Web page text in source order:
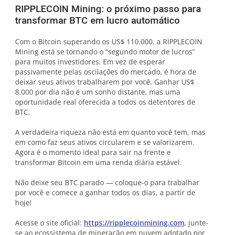
RIPPLECOIN Mining: o próximo passo para
transformar BTC em lucro automático
Com o Bitcoin superando os US$ 110.000, a RIPPLECOIN
Mining está se tornando o “segundo motor de lucros”
para muitos investidores. Em vez de esperar
passivamente pelas oscilações do mercado, é hora de
deixar seus ativos trabalharem por você. Ganhar US$
8.000 por dia não é um sonho distante, mas uma
oportunidade real oferecida a todos os detentores de
BTC.
A verdadeira riqueza não está em quanto você tem, mas
em como faz seus ativos circularem e se valorizarem.
Agora é o momento ideal para sair na frente e
transformar Bitcoin em uma renda diária estável.
Não deixe seu BTC parado — coloque-o para trabalhar
por você e comece a ganhar todos os dias, a partir de
hoje!
Acesse o site oficial: https://ripplecoinmining.com, junte-
se ao ecossistema de mineração em nuvem adotado por